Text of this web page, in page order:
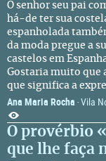
O senhor seu pai
há-de ter sua
espanholada
da moda pregue a
castelos em
Gostaria muito que
que significa a
Ana Maria Rocha · Vila
O provérbio
que lhe faça